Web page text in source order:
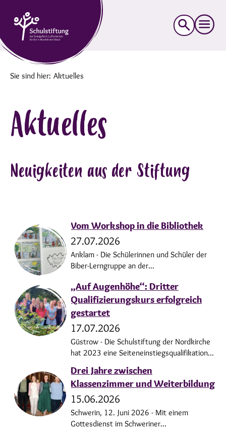
Suche
nach:
Sie sind hier: Aktuelles
Aktuelles
Neuigkeiten aus der Stiftung
Vom Workshop in die Bibliothek
27.07.2026
Anklam - Die Schülerinnen und Schüler der
Biber-Lerngruppe an der...
„Auf Augenhöhe“: Dritter
Qualifizierungskurs erfolgreich
gestartet
17.07.2026
Güstrow - Die Schulstiftung der Nordkirche
hat 2023 eine Seiteneinstiegsqualifikation...
Drei Jahre zwischen
Klassenzimmer und Weiterbildung
15.06.2026
Schwerin, 12. Juni 2026 - Mit einem
Gottesdienst im Schweriner...